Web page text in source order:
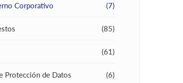
Corporativo (7)
(85)
(61)
Protección de Datos (6)